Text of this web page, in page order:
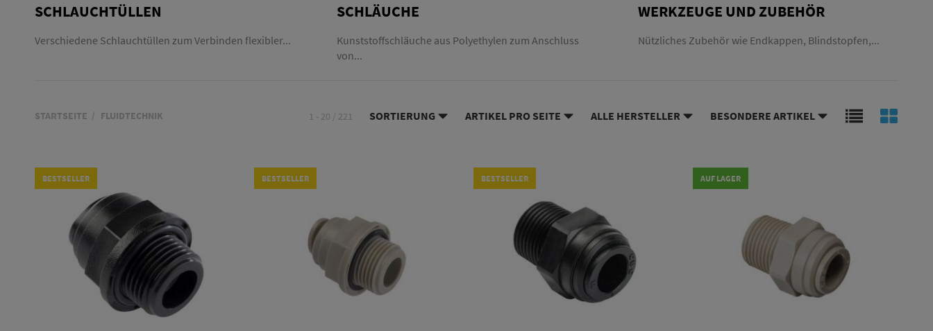
SCHLAUCHTÜLLEN
Verschiedene Schlauchtüllen zum Verbinden flexibler...
SCHLÄUCHE
Kunststoffschläuche aus Polyethylen zum Anschluss
von...
WERKZEUGE UND ZUBEHÖR
Nützliches Zubehör wie Endkappen, Blindstopfen,...
STARTSEITE FLUIDTECHNIK 1 - 20 / 221 SORTIERUNG ARTIKEL PRO SEITE ALLE HERSTELLER BESONDERE ARTIKEL
BESTSELLER BESTSELLER BESTSELLER AUF LAGER